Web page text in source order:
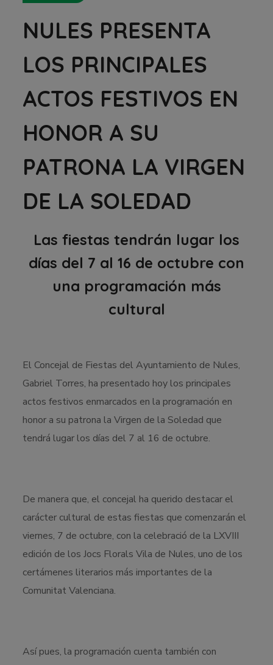
NULES PRESENTA
LOS PRINCIPALES
ACTOS FESTIVOS EN
HONOR A SU
PATRONA LA VIRGEN
DE LA SOLEDAD
Las fiestas tendrán lugar los
días del 7 al 16 de octubre con
una programación más
cultural
El Concejal de Fiestas del Ayuntamiento de Nules,
Gabriel Torres, ha presentado hoy los principales
actos festivos enmarcados en la programación en
honor a su patrona la Virgen de la Soledad que
tendrá lugar los días del 7 al 16 de octubre.
De manera que, el concejal ha querido destacar el
carácter cultural de estas fiestas que comenzarán el
viernes, 7 de octubre, con la celebració de la LXVIII
edición de los Jocs Florals Vila de Nules, uno de los
certámenes literarios más importantes de la
Comunitat Valenciana.
Así pues, la programación cuenta también con